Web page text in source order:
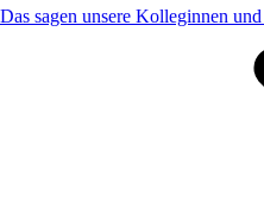
Das sagen unsere Kolleginnen